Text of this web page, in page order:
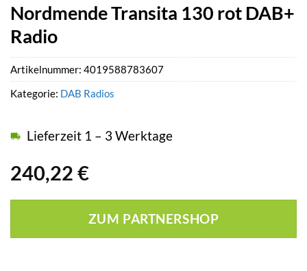
Nordmende Transita 130 rot DAB+
Radio
240,22 €
Lieferzeit 1 – 3 Werktage
ZUM PARTNERSHOP
Artikelnummer: 4019588783607
Kategorie: DAB Radios